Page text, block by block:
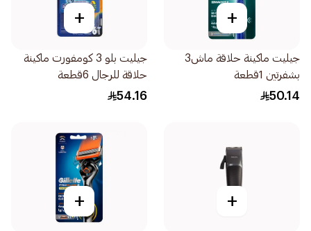
+
جيليت ماكينة حلاقة ماش3
بشفرتين 1قطعة
50.14
+
جيليت بلو 3 كومفورت ماكينة
حلاقة للرجال 6قطعة
54.16
+
+